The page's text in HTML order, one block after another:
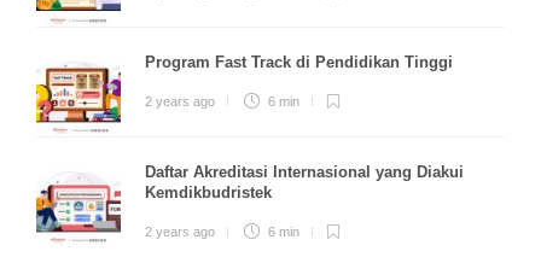
Program Fast Track di Pendidikan Tinggi
2 years ago 6 min
Daftar Akreditasi Internasional yang Diakui
Kemdikbudristek
2 years ago 6 min